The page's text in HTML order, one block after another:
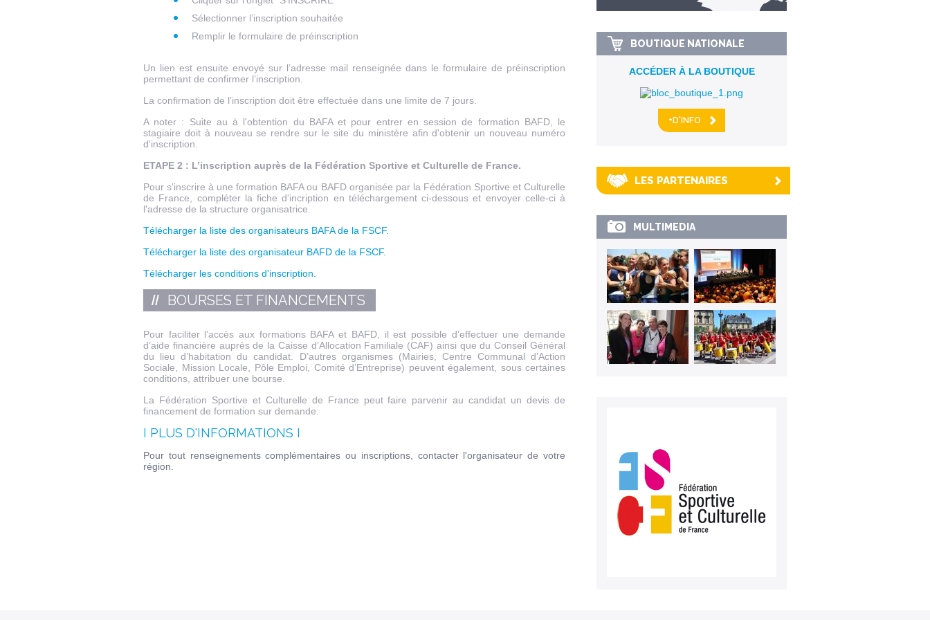
Sélectionner l’inscription souhaitée
Remplir le formulaire de préinscription
Un lien est ensuite envoyé sur l’adresse mail renseignée dans le formulaire de préinscription
permettant de confirmer l’inscription.
La confirmation de l’inscription doit être effectuée dans une limite de 7 jours.
A noter : Suite au à l'obtention du BAFA et pour entrer en session de formation BAFD, le
stagiaire doit à nouveau se rendre sur le site du ministère afin d'obtenir un nouveau numéro
d'inscription.
ETAPE 2 : L’inscription auprès de la Fédération Sportive et Culturelle de France.
Pour s'inscrire à une formation BAFA ou BAFD organisée par la Fédération Sportive et Culturelle
de France, compléter la fiche d'incription en téléchargement ci-dessous et envoyer celle-ci à
l'adresse de la structure organisatrice.
Télécharger la liste des organisateurs BAFA de la FSCF.
Télécharger la liste des organisateur BAFD de la FSCF.
Télécharger les conditions d'inscription.
BOURSES ET FINANCEMENTS
Pour faciliter l’accès aux formations BAFA et BAFD, il est possible d’effectuer une demande
d’aide financière auprès de la Caisse d’Allocation Familiale (CAF) ainsi que du Conseil Général
du lieu d’habitation du candidat. D’autres organismes (Mairies, Centre Communal d’Action
Sociale, Mission Locale, Pôle Emploi, Comité d’Entreprise) peuvent également, sous certaines
conditions, attribuer une bourse.
La Fédération Sportive et Culturelle de France peut faire parvenir au candidat un devis de
financement de formation sur demande.
I PLUS D'INFORMATIONS I
Pour tout renseignements complémentaires ou inscriptions, contacter l'organisateur de votre
région.
km alentour
BOUTIQUE NATIONALE
ACCÉDER À LA BOUTIQUE
+D'INFO
LES PARTENAIRES
MULTIMEDIA